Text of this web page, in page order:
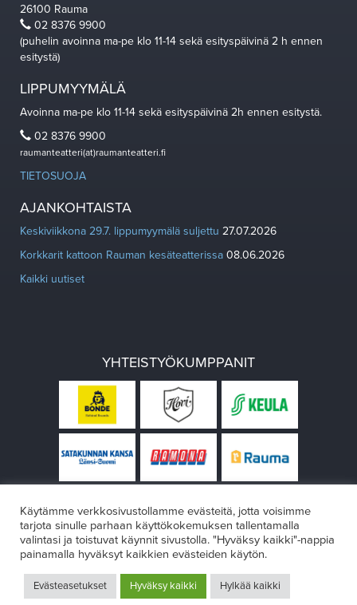
26100 Rauma
02 8376 9900
(puhelin avoinna ma-pe klo 11-14 sekä esityspäivinä 2 h ennen
esitystä)
LIPPUMYYMÄLÄ
Avoinna ma-pe klo 11-14 sekä esityspäivinä 2h ennen esitystä.
02 8376 9900
raumanteatteri(at)raumanteatteri.fi
TIETOSUOJA
AJANKOHTAISTA
Keskiviikkona 29.7. lippumyymälä suljettu 27.07.2026
Korkkarit kattoon Rauman kesäteatterissa 08.06.2026
Kaikki uutiset
YHTEISTYÖKUMPPANIT
Design:VÄRIKÄS
Käytämme verkkosivustollamme evästeitä, jotta voisimme
tarjota sinulle parhaan käyttökokemuksen tallentamalla
valintasi ja toistuvat käynnit sivustolla. "Hyväksy kaikki"-nappia
painamalla hyväksyt kaikkien evästeiden käytön.
Evästeasetukset Hyväksy kaikki Hylkää kaikki